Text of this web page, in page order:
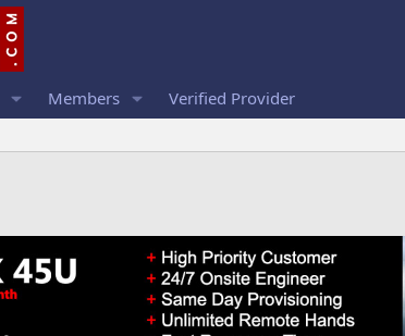
Members Verified Provider